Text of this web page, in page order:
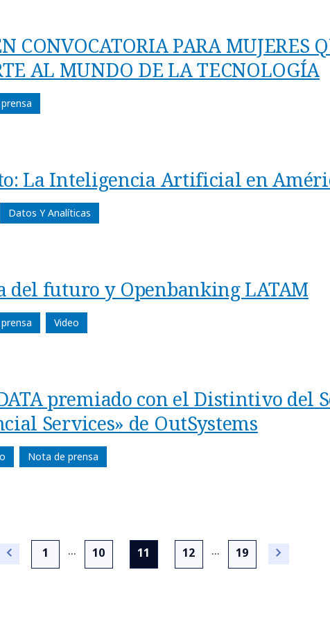
CONVOCATORIA PARA MUJERES
AL MUNDO DE LA TECNOLOGÍA
La Inteligencia Artificial en
Datos Y Analíticas
del futuro y Openbanking LATAM
Video
premiado con el Distintivo del
Services» de OutSystems
Nota de prensa
1 ... 10 11 (current)
12 ... 19